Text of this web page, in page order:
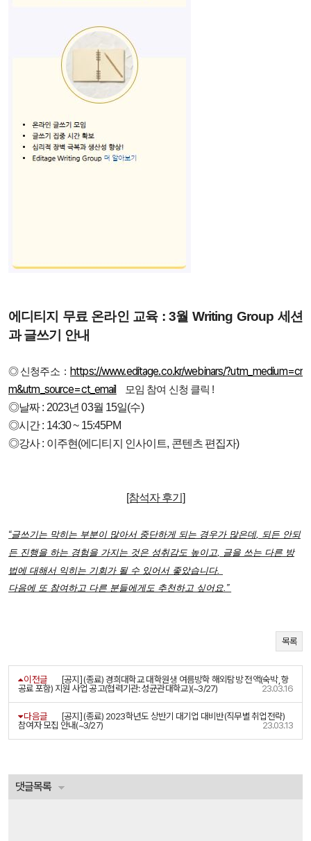
에디티지 무료 온라인 교육 :3월 Writing Group 세션
과 글쓰기 안내
◎신청주소 : https://www.editage.co.kr/webinars/?utm_medium=cr
m&utm_source=ct_email 모임 참여 신청 클릭 !
◎날짜 : 2023년 03월 15일(수)
◎시간 : 14:30 ~ 15:45PM
◎강사 : 이주현(에디티지 인사이트, 콘텐츠 편집자)
[참석자 후기]
“글쓰기는 막히는 부분이 많아서 중단하게 되는 경우가 많은데, 되든 안되
든 진행을 하는 경험을 가지는 것은 성취감도 높이고, 글을 쓰는 다른 방
법에 대해서 익히는 기회가 될 수 있어서 좋았습니다.
다음에 또 참여하고 다른 분들에게도 추천하고 싶어요.”
목록
이전글
[공지] (종료) 경희대학교 대학원생 여름방학 해외탐방 전액(숙박, 항
공료 포함) 지원 사업 공고(협력기관: 성균관대학교)(~3/27)
23.03.16
다음글
[공지] (종료) 2023학년도 상반기 대기업 대비반(직무별 취업전략)
참여자 모집 안내(~3/27)
23.03.13
댓글목록